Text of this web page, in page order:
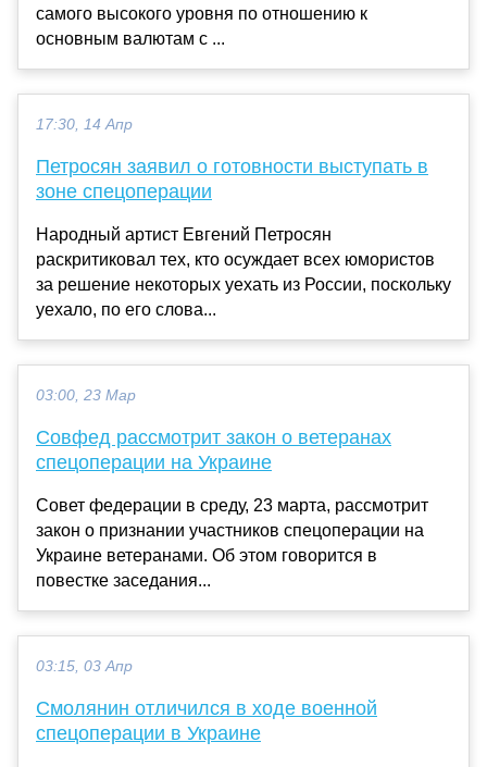
самого высокого уровня по отношению к
основным валютам с ...
17:30, 14 Апр
Петросян заявил о готовности выступать в
зоне спецоперации
Народный артист Евгений Петросян
раскритиковал тех, кто осуждает всех юмористов
за решение некоторых уехать из России, поскольку
уехало, по его слова...
03:00, 23 Мар
Совфед рассмотрит закон о ветеранах
спецоперации на Украине
Совет федерации в среду, 23 марта, рассмотрит
закон о признании участников спецоперации на
Украине ветеранами. Об этом говорится в
повестке заседания...
03:15, 03 Апр
Смолянин отличился в ходе военной
спецоперации в Украине